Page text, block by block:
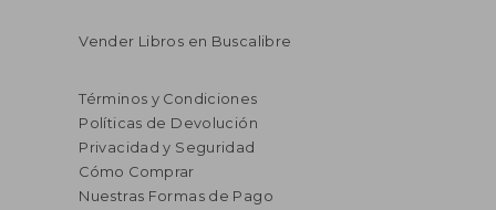
Vender Libros en Buscalibre
Términos y Condiciones
Políticas de Devolución
Privacidad y Seguridad
Cómo Comprar
Nuestras Formas de Pago